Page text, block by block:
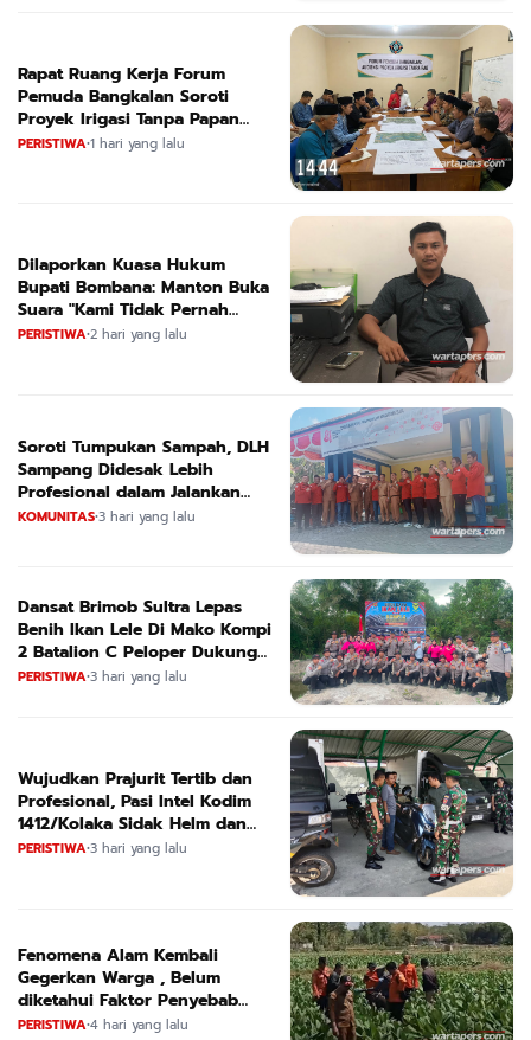
Rapat Ruang Kerja Forum
Pemuda Bangkalan Soroti
Proyek Irigasi Tanpa Papan
Nama
PERISTIWA•1 hari yang lalu
Dilaporkan Kuasa Hukum
Bupati Bombana: Manton Buka
Suara "Kami Tidak Pernah
Menutup Ruang Hak Jawab"
PERISTIWA•2 hari yang lalu
Soroti Tumpukan Sampah, DLH
Sampang Didesak Lebih
Profesional dalam Jalankan
Tugas
KOMUNITAS•3 hari yang lalu
Dansat Brimob Sultra Lepas
Benih Ikan Lele Di Mako Kompi
2 Batalion C Peloper Dukung
ketahanan Pangan Nasional
PERISTIWA•3 hari yang lalu
Wujudkan Prajurit Tertib dan
Profesional, Pasi Intel Kodim
1412/Kolaka Sidak Helm dan
Kendaraan
PERISTIWA•3 hari yang lalu
Fenomena Alam Kembali
Gegerkan Warga , Belum
diketahui Faktor Penyebab
Suara
PERISTIWA•4 hari yang lalu